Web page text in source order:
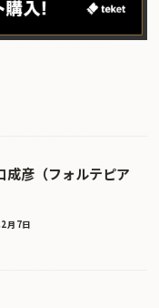
成彦（フォルテピア
月7日